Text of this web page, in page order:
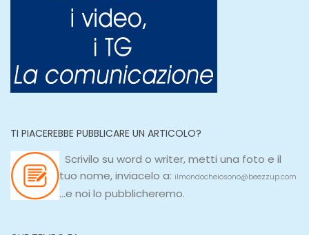
TI PIACEREBBE PUBBLICARE UN ARTICOLO?
Scrivilo su word o writer, metti una foto e il
tuo nome, inviacelo a: ilmondocheiosono@beezzup.com
...e noi lo pubblicheremo.